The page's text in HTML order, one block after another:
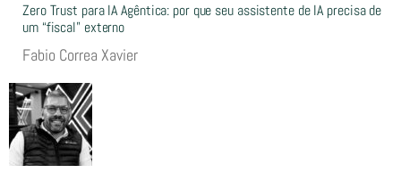
Zero Trust para IA Agêntica: por que seu assistente de IA precisa de
um “fiscal” externo
Fabio Correa Xavier